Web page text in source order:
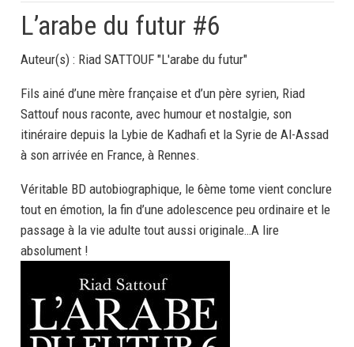
L’arabe du futur #6
Auteur(s) : Riad SATTOUF "L'arabe du futur"
Fils ainé d’une mère française et d’un père syrien, Riad
Sattouf nous raconte, avec humour et nostalgie, son
itinéraire depuis la Lybie de Kadhafi et la Syrie de Al-Assad
à son arrivée en France, à Rennes.
Véritable BD autobiographique, le 6ème tome vient conclure
tout en émotion, la fin d’une adolescence peu ordinaire et le
passage à la vie adulte tout aussi originale…A lire
absolument !